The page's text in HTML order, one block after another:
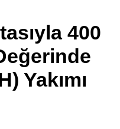
Youtube
TikTok
400
Yakımı